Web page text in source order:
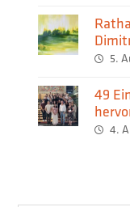
5.
49
4.